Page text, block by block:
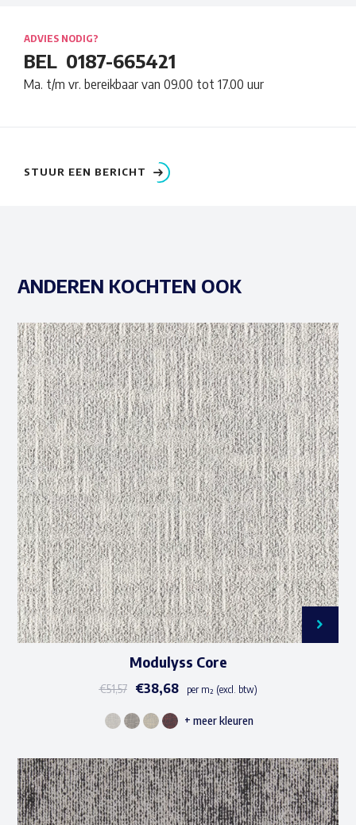
Waar ben je naar op zoek?
ADVIES NODIG?
BEL 0187-665421
Ma. t/m vr. bereikbaar van 09.00 tot 17.00 uur
STUUR EEN BERICHT
ANDEREN KOCHTEN OOK
Modulyss Core
€51,57 €38,68 per m² (excl. btw)
Dit
heeft
meerdere
variaties.
+ meer kleuren